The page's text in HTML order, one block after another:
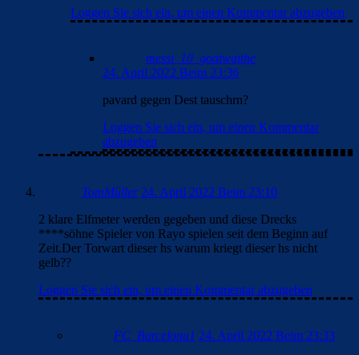
Loggen Sie sich ein, um einen Kommentar abzugeben
messi_10_goatwaithe
24. April 2022 Beim 23:36
pavard gegen Dest tauschrn?
Loggen Sie sich ein, um einen Kommentar
abzugeben
TomMüller 24. April 2022 Beim 23:10
2 klare Elfmeter werden gegeben und diese Drecks
****söhne Spieler von Rayo spielen seit dem Beginn auf
Zeit.Der Torwart dieser hs warum kriegt dieser hs nicht
gelb??
Loggen Sie sich ein, um einen Kommentar abzugeben
FC_Barcelona1 24. April 2022 Beim 23:33